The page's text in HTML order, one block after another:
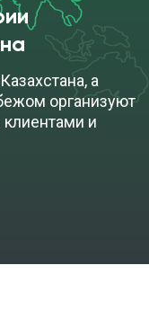
а
организуют
и